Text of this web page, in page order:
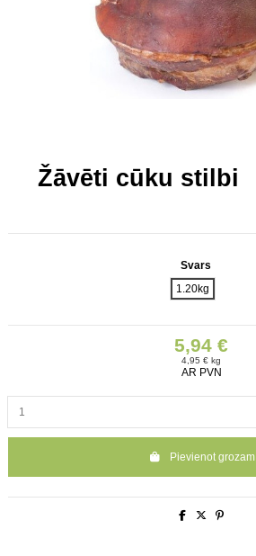
Žāvēti cūku stilbi
Svars
1.20kg
5,94 €
4,95 € kg
AR PVN
Pievienot grozam